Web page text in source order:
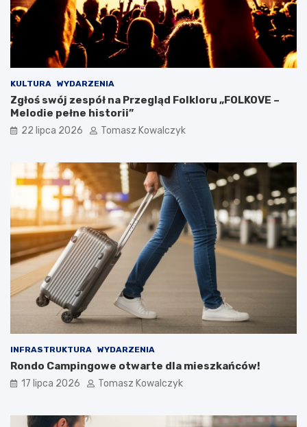
KULTURA WYDARZENIA
Zgłoś swój zespół na Przegląd Folkloru „FOLKOVE –
Melodie pełne historii”
22 lipca 2026 Tomasz Kowalczyk
INFRASTRUKTURA WYDARZENIA
Rondo Campingowe otwarte dla mieszkańców!
17 lipca 2026 Tomasz Kowalczyk